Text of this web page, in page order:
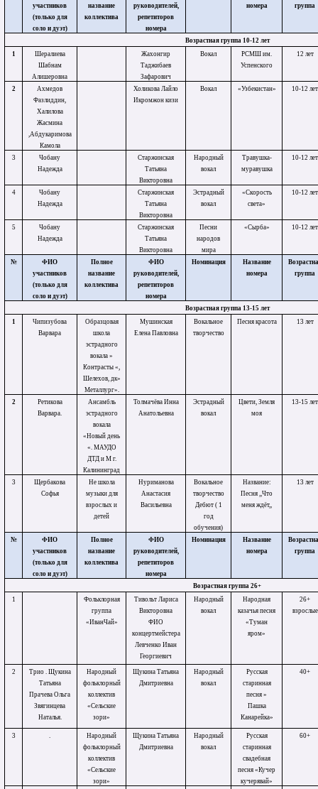
участников
(только для
соло и дуэт)
название
коллектива
руководителей,
репетиторов
номера
номера группа
Возрастная группа 10-12 лет
1
Шералиева
Шабнам
Алишеровна
Жахонгир
Таджибаев
Зафарович
Вокал
РСМШ им.
Успенского
12 лет
2
Ахмедов
Фазлиддин,
Халилова
Жасмина
,Абдукаримова
Камола
Холикова Лайло
Икромжон кизи
Вокал «Узбекистан» 10-12 лет
3
Чобану
Надежда
Старжинская
Татьяна
Викторовна
Народный
вокал
Травушка-
муравушка
10-12 лет
4
Чобану
Надежда
Старжинская
Татьяна
Викторовна
Эстрадный
вокал
«Скорость
света»
10-12 лет
5
Чобану
Надежда
Старжинская
Татьяна
Викторовна
Песни
народов
мира
«Сырба» 10-12 лет
№
ФИО
участников
(только для
соло и дуэт)
Полное
название
коллектива
ФИО
руководителей,
репетиторов
номера
Номинация
Название
номера
группа
Возрастная группа 13-15 лет
1
Чипизубова
Варвара
Образцовая
школа
эстрадного
вокала »
Контрасты «,
Шелехов, дк»
Металлург».
Мушинская
Елена Павловна
Вокальное
творчество
Песня красота 13 лет
2
Ретикова
Варвара.
Ансамбль
эстрадного
вокала
«Новый день
«. МАУДО
ДТД и М г.
Калининград
Толмачёва Инна
Анатольевна
Эстрадный
вокал
Цвети, Земля
моя
13-15 лет
3
Щербакова
Софья
Не школа
музыки для
взрослых и
детей
Нуриманова
Анастасия
Васильевна
Вокальное
творчество
Дебют ( 1
год
обучения)
Название:
Песня ,,Что
меня ждёт,,
13 лет
№
ФИО
участников
(только для
соло и дуэт)
Полное
название
коллектива
ФИО
руководителей,
репетиторов
номера
Номинация
Название
номера
группа
Возрастная группа 26+
1
Фольклорная
группа
«ИванЧай»
Тивольт Лариса
Викторовна
ФИО
концертмейстера
Левченко Иван
Георгиевич
Народный
вокал
Народная
казачья песня
«Туман
яром»
26+
взрослые
2
Трио . Щукина
Татьяна
Прачева Ольга
Звягинцева
Наталья.
Народный
фольклорный
коллектив
«Сельские
зори»
Щукина Татьяна
Дмитриевна
Народный
вокал
Русская
старинная
песня »
Пашка
Канарейка»
40+
3 .
Народный
фольклорный
коллектив
«Сельские
зори»
Щукина Татьяна
Дмитриевна
Народный
вокал
Русская
старинная
свадебная
песня «Кучер
кучерявай»
60+